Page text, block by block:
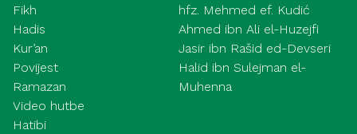
Fikh
Hadis
Kur’an
Povijest
Ramazan
Video hutbe
Hatibi
hfz. Mehmed ef. Kudić
Ahmed ibn Ali el-Huzejfi
Jasir ibn Rašid ed-Devseri
Halid ibn Sulejman el-
Muhenna